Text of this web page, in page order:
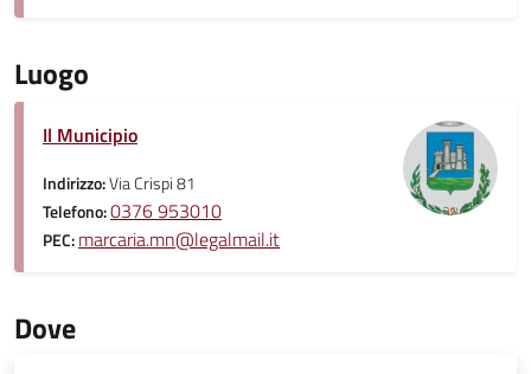
Luogo
Il Municipio
Indirizzo:Via Crispi 81
Telefono:0376 953010
PEC:marcaria.mn@legalmail.it
Dove